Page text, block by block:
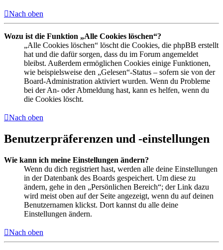
Nach oben
Wozu ist die Funktion „Alle Cookies löschen“?
„Alle Cookies löschen“ löscht die Cookies, die phpBB erstellt
hat und die dafür sorgen, dass du im Forum angemeldet
bleibst. Außerdem ermöglichen Cookies einige Funktionen,
wie beispielsweise den „Gelesen“-Status – sofern sie von der
Board-Administration aktiviert wurden. Wenn du Probleme
bei der An- oder Abmeldung hast, kann es helfen, wenn du
die Cookies löscht.
Nach oben
Benutzerpräferenzen und -einstellungen
Wie kann ich meine Einstellungen ändern?
Wenn du dich registriert hast, werden alle deine Einstellungen
in der Datenbank des Boards gespeichert. Um diese zu
ändern, gehe in den „Persönlichen Bereich“; der Link dazu
wird meist oben auf der Seite angezeigt, wenn du auf deinen
Benutzernamen klickst. Dort kannst du alle deine
Einstellungen ändern.
Nach oben